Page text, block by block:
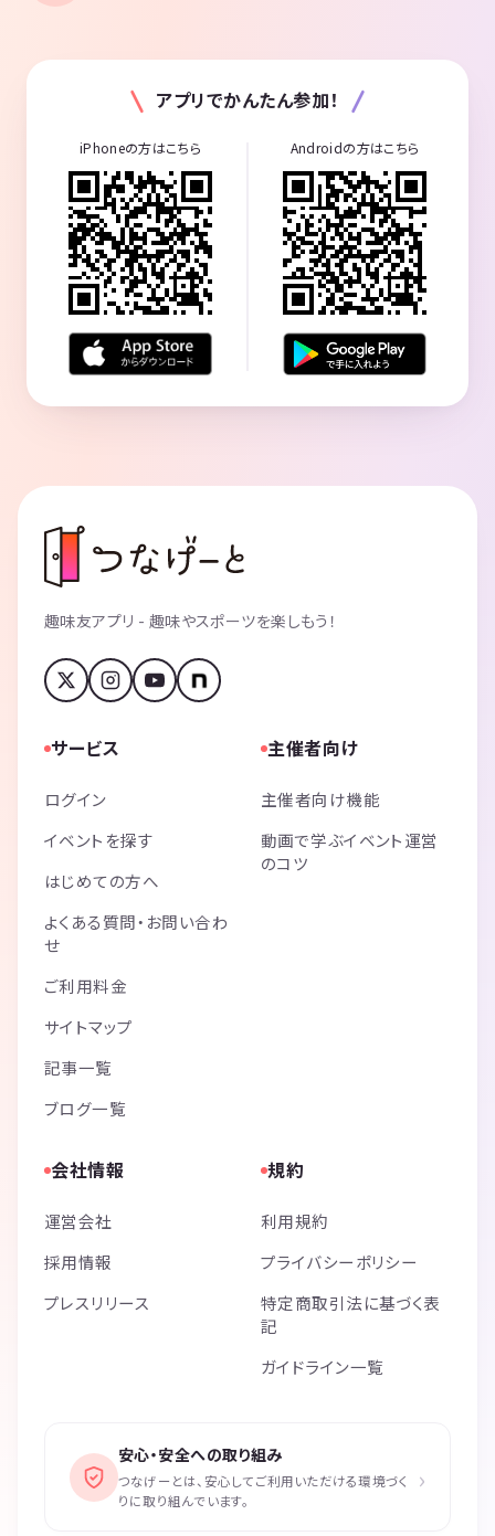
アプリでかんたん参加！
iPhoneの方はこちら Androidの方はこちら
趣味友アプリ - 趣味やスポーツを楽しもう！
サービス
ログイン
イベントを探す
はじめての方へ
よくある質問・お問い合わ
せ
ご利用料金
サイトマップ
記事一覧
ブログ一覧
主催者向け
主催者向け機能
動画で学ぶイベント運営
のコツ
会社情報
運営会社
採用情報
プレスリリース
規約
利用規約
プライバシーポリシー
特定商取引法に基づく表
記
ガイドライン一覧
安心・安全への取り組み
つなげーとは、安心してご利用いただける環境づく
りに取り組んでいます。
›